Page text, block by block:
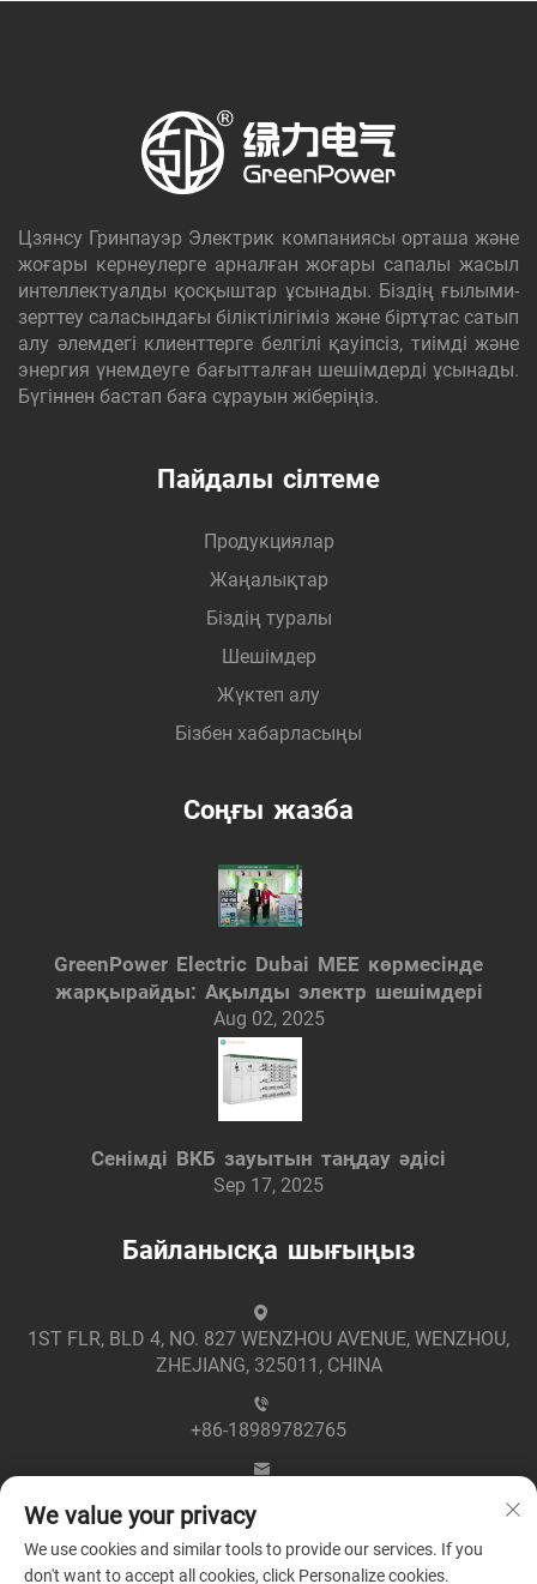
Цзянсу Гринпауэр Электрик компаниясы орташа және
жоғары кернеулерге арналған жоғары сапалы жасыл
интеллектуалды қосқыштар ұсынады. Біздің ғылыми-
зерттеу саласындағы біліктілігіміз және біртұтас сатып
алу әлемдегі клиенттерге белгілі қауіпсіз, тиімді және
энергия үнемдеуге бағытталған шешімдерді ұсынады.
Бүгіннен бастап баға сұрауын жіберіңіз.
Пайдалы сілтеме
Продукциялар
Жаңалықтар
Біздің туралы
Шешімдер
Жүктеп алу
Бізбен хабарласыңы
Соңғы жазба
GreenPower Electric Dubai MEE көрмесінде
жарқырайды: Ақылды электр шешімдері
Aug 02, 2025
Сенімді ВКБ зауытын таңдау әдісі
Sep 17, 2025
Байланысқа шығыңыз
1ST FLR, BLD 4, NO. 827 WENZHOU AVENUE, WENZHOU,
ZHEJIANG, 325011, CHINA
+86-18989782765
We value your privacy
We use cookies and similar tools to provide our services. If you
don't want to accept all cookies, click Personalize cookies.